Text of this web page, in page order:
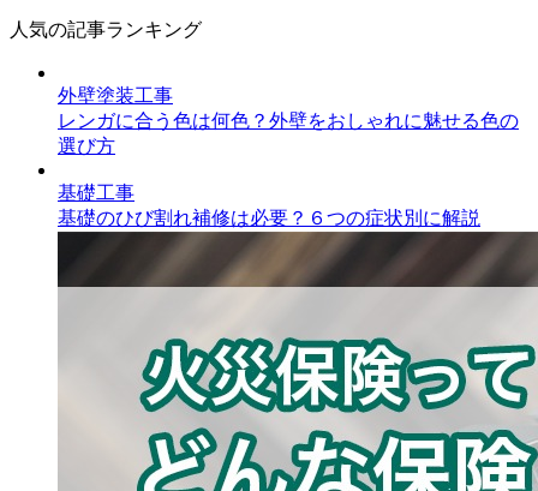
人気の記事ランキング
外壁塗装工事
レンガに合う色は何色？外壁をおしゃれに魅せる色の
選び方
基礎工事
基礎のひび割れ補修は必要？６つの症状別に解説